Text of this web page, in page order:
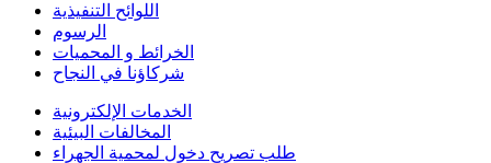
اللوائح التنفيذية
الرسوم
الخرائط و المحميات
شركاؤنا في النجاح
الخدمات الإلكترونية
المخالفات البيئية
طلب تصريح دخول لمحمية الجهراء